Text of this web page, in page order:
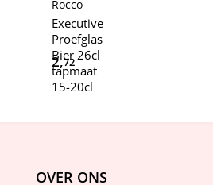
Rocco
Executive
Proefglas
Bier 26cl
tapmaat
15-20cl
2,72
OVER ONS